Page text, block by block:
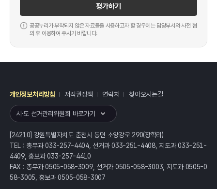
평가하기
공공누리가 부착되지 않은 자료들을 사용하고자 할 경우에는 담당부서와 사전 협
의 후 이용하여 주시기 바랍니다.
개인정보처리방침 저작권정책 연락처 찾아오시는길
시·도 선거관리위원회 바로가기
[24210] 강원특별자치도 춘천시 동면 소양강로 290(장학리)
TEL : 총무과 033-257-4404, 선거과 033-251-4408, 지도과 033-251-
4409, 홍보과 033-257-4410
FAX : 총무과 0505-058-3009, 선거과 0505-058-3003, 지도과 0505-0
58-3005, 홍보과 0505-058-3007